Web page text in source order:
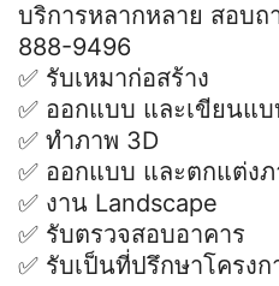
บริการหลากหลาย สอบถ
888-9496
✅ รับเหมาก่อสร้าง
✅ ออกแบบ และเขียนแ
✅ ทำภาพ 3D
✅ ออกแบบ และตกแต่ง
✅ งาน Landscape
✅ รับตรวจสอบอาคาร
✅ รับเป็นที่ปรึกษาโครงก